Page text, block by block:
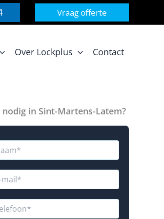
Vraag offerte
Over Lockplus Contact
nodig in Sint-Martens-Latem?